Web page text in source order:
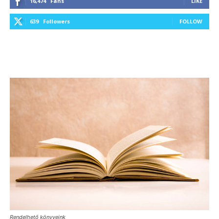
639 Followers FOLLOW
Rendelhető könyveink